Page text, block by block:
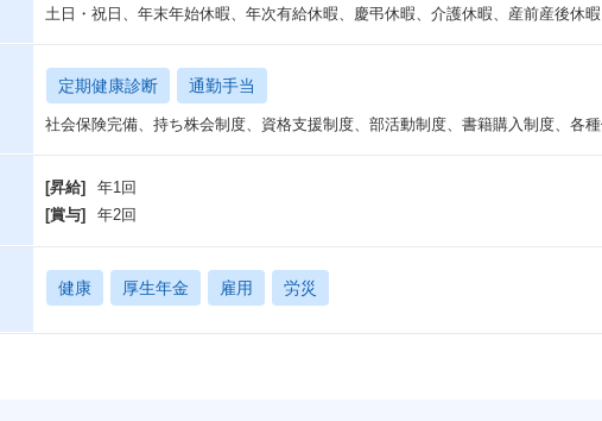
・エネルギー企業様：
システム導入後の運用および継続的なPDCA・チューニングによる成果創出支
化や
再設計・再構築および運用支援など（プロジェクトメンバー20名程 ※時期に
土日・祝日、年末年始休暇、年次有給休暇、慶弔休暇、介護休暇、産前産後休
定期健康診断 通勤手当
社会保険完備、持ち株会制度、資格支援制度、部活動制度、書籍購入制度、各
[昇給]
年1回
[賞与]
年2回
健康 厚生年金 雇用 労災